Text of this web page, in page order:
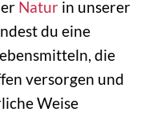
Natur in unserer
du eine
die
versorgen und
Weise